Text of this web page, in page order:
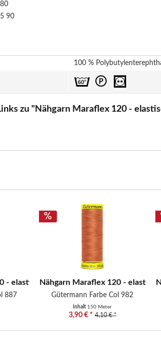
90
100 %
zu "Nähgarn Maraflex 120 -
- elastisches Nähgarn -...
887
Nähgarn Maraflex 120 -
Gütermann Farbe Col 982
Inhalt 150 Meter
3,90 € * 4,10 € *